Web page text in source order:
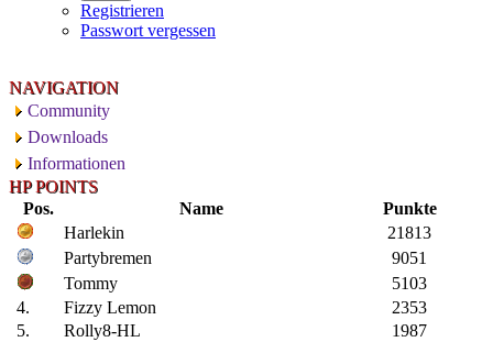
Registrieren
Passwort vergessen
NAVIGATION
Community
Downloads
Informationen
HP POINTS
Pos.
Name
Punkte
Harlekin
21813
Partybremen
9051
Tommy
5103
4.
Fizzy Lemon
2353
5.
Rolly8-HL
1987